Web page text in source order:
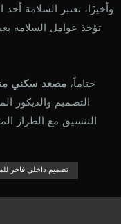
وأخيرًا، تعتبر السلامة
تؤخذ عوامل السلامة
ختاماً،مصعد سكني
التصميم والديكور
التنسيق مع الطراز
تصميم داخلي فاخر